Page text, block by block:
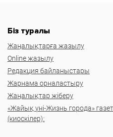
Біз туралы
Жаңалықтарға жазылу
Online жазылу
Редакция байланыстары
Жарнама орналастыру
Жаңалықтар жіберу
«Жайық үні-Жизнь города»
(киоскілер):